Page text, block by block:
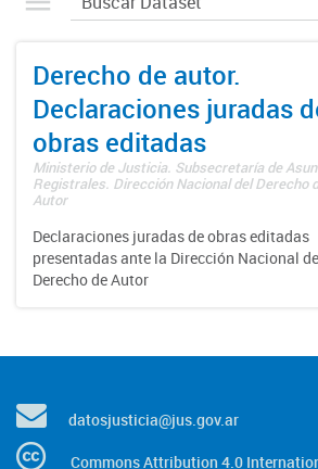
Derecho de autor.
Declaraciones juradas
obras editadas
Ministerio de Justicia. Subsecretaría de
Registrales. Dirección Nacional del Derecho
Autor
Declaraciones juradas de obras editadas
presentadas ante la Dirección Nacional
Derecho de Autor
datosjusticia@jus.gov.ar
Commons Attribution 4.0